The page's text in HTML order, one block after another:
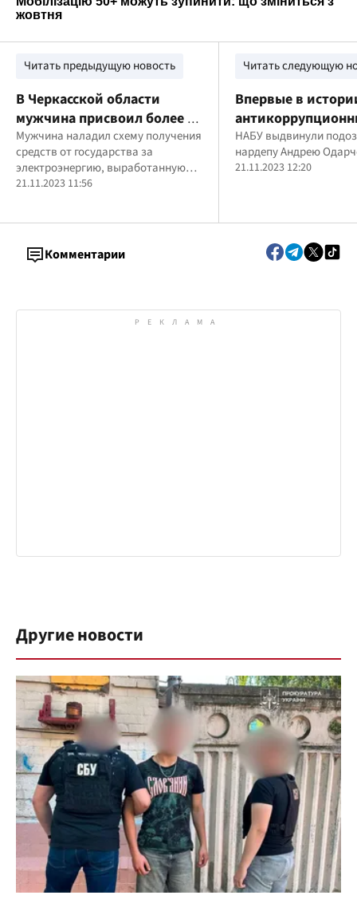
Читать предыдущую новость
В Черкасской области
мужчина присвоил более 2
млн грн благодаря
солнечным батареям
Мужчина наладил схему получения
средств от государства за
электроэнергию, выработанную
частными домохозяйствами и
21.11.2023 11:56
Читать следующую
Впервые в
органов: нардепа
Одарченко
попытке подкупа
НАБУ выдвинули
нардепу Андрею
21.11.2023 12:20
Комментарии
Другие новости